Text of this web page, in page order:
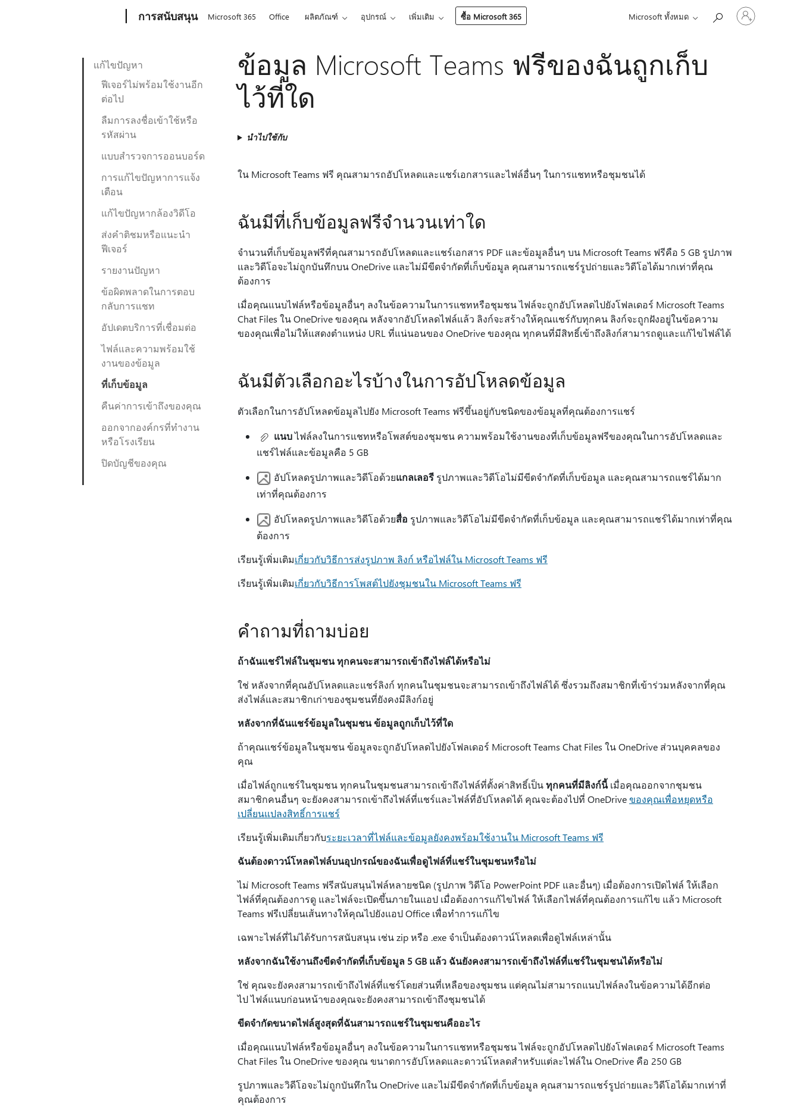
การสนับสนุน Microsoft 365 Office ผลิตภัณฑ์ อุปกรณ์ เพิ่มเติม ซื้อ Microsoft 365 Microsoft ทั้งหมด
ลงชื่อ
เข้า
แก้ไขปัญหา
ฟีเจอร์ไม่พร้อมใช้งานอีก
ต่อไป
ลืมการลงชื่อเข้าใช้หรือ
รหัสผ่าน
แบบสํารวจการออนบอร์ด
การแก้ไขปัญหาการแจ้ง
เตือน
แก้ไขปัญหากล้องวิดีโอ
ส่งคำติชมหรือแนะนำ
ฟีเจอร์
รายงานปัญหา
ข้อผิดพลาดในการตอบ
กลับการแชท
อัปเดตบริการที่เชื่อมต่อ
ไฟล์และความพร้อมใช้
งานของข้อมูล
ที่เก็บข้อมูล
คืนค่าการเข้าถึงของคุณ
ออกจากองค์กรที่ทํางาน
หรือโรงเรียน
ปิดบัญชีของคุณ
ข้อมูล Microsoft Teams ฟรีของฉันถูกเก็บ
ไว้ที่ใด
นำไปใช้กับ
ใน Microsoft Teams ฟรี คุณสามารถอัปโหลดและแชร์เอกสารและไฟล์อื่นๆ ในการแชทหรือชุมชนได้
ฉันมีที่เก็บข้อมูลฟรีจํานวนเท่าใด
จํานวนที่เก็บข้อมูลฟรีที่คุณสามารถอัปโหลดและแชร์เอกสาร PDF และข้อมูลอื่นๆ บน Microsoft Teams ฟรีคือ 5 GB รูปภาพ
และวิดีโอจะไม่ถูกบันทึกบน OneDrive และไม่มีขีดจํากัดที่เก็บข้อมูล คุณสามารถแชร์รูปถ่ายและวิดีโอได้มากเท่าที่คุณ
ต้องการ
เมื่อคุณแนบไฟล์หรือข้อมูลอื่นๆ ลงในข้อความในการแชทหรือชุมชน ไฟล์จะถูกอัปโหลดไปยังโฟลเดอร์ Microsoft Teams
Chat Files ใน OneDrive ของคุณ หลังจากอัปโหลดไฟล์แล้ว ลิงก์จะสร้างให้คุณแชร์กับทุกคน ลิงก์จะถูกฝังอยู่ในข้อความ
ของคุณเพื่อไม่ให้แสดงตําแหน่ง URL ที่แน่นอนของ OneDrive ของคุณ ทุกคนที่มีสิทธิ์เข้าถึงลิงก์สามารถดูและแก้ไขไฟล์ได้
ฉันมีตัวเลือกอะไรบ้างในการอัปโหลดข้อมูล
ตัวเลือกในการอัปโหลดข้อมูลไปยัง Microsoft Teams ฟรีขึ้นอยู่กับชนิดของข้อมูลที่คุณต้องการแชร์
แนบไฟล์ลงในการแชทหรือโพสต์ของชุมชน ความพร้อมใช้งานของที่เก็บข้อมูลฟรีของคุณในการอัปโหลดและ
แชร์ไฟล์และข้อมูลคือ 5 GB
อัปโหลดรูปภาพและวิดีโอด้วยแกลเลอรี รูปภาพและวิดีโอไม่มีขีดจํากัดที่เก็บข้อมูล และคุณสามารถแชร์ได้มาก
เท่าที่คุณต้องการ
อัปโหลดรูปภาพและวิดีโอด้วยสื่อ รูปภาพและวิดีโอไม่มีขีดจํากัดที่เก็บข้อมูล และคุณสามารถแชร์ได้มากเท่าที่คุณ
ต้องการ
เรียนรู้เพิ่มเติมเกี่ยวกับวิธีการส่งรูปภาพ ลิงก์ หรือไฟล์ใน Microsoft Teams ฟรี
เรียนรู้เพิ่มเติมเกี่ยวกับวิธีการโพสต์ไปยังชุมชนใน Microsoft Teams ฟรี
คำถามที่ถามบ่อย
ถ้าฉันแชร์ไฟล์ในชุมชน ทุกคนจะสามารถเข้าถึงไฟล์ได้หรือไม่
ใช่ หลังจากที่คุณอัปโหลดและแชร์ลิงก์ ทุกคนในชุมชนจะสามารถเข้าถึงไฟล์ได้ ซึ่งรวมถึงสมาชิกที่เข้าร่วมหลังจากที่คุณ
ส่งไฟล์และสมาชิกเก่าของชุมชนที่ยังคงมีลิงก์อยู่
หลังจากที่ฉันแชร์ข้อมูลในชุมชน ข้อมูลถูกเก็บไว้ที่ใด
ถ้าคุณแชร์ข้อมูลในชุมชน ข้อมูลจะถูกอัปโหลดไปยังโฟลเดอร์ Microsoft Teams Chat Files ใน OneDrive ส่วนบุคคลของ
คุณ
เมื่อไฟล์ถูกแชร์ในชุมชน ทุกคนในชุมชนสามารถเข้าถึงไฟล์ที่ตั้งค่าสิทธิ์เป็นทุกคนที่มีลิงก์นี้เมื่อคุณออกจากชุมชน
สมาชิกคนอื่นๆ จะยังคงสามารถเข้าถึงไฟล์ที่แชร์และไฟล์ที่อัปโหลดได้ คุณจะต้องไปที่ OneDriveของคุณเพื่อหยุดหรือ
เปลี่ยนแปลงสิทธิ์การแชร์
เรียนรู้เพิ่มเติมเกี่ยวกับระยะเวลาที่ไฟล์และข้อมูลยังคงพร้อมใช้งานใน Microsoft Teams ฟรี
ฉันต้องดาวน์โหลดไฟล์บนอุปกรณ์ของฉันเพื่อดูไฟล์ที่แชร์ในชุมชนหรือไม่
ไม่ Microsoft Teams ฟรีสนับสนุนไฟล์หลายชนิด (รูปภาพ วิดีโอ PowerPoint PDF และอื่นๆ) เมื่อต้องการเปิดไฟล์ ให้เลือก
ไฟล์ที่คุณต้องการดู และไฟล์จะเปิดขึ้นภายในแอป เมื่อต้องการแก้ไขไฟล์ ให้เลือกไฟล์ที่คุณต้องการแก้ไข แล้ว Microsoft
Teams ฟรีเปลี่ยนเส้นทางให้คุณไปยังแอป Office เพื่อทําการแก้ไข
เฉพาะไฟล์ที่ไม่ได้รับการสนับสนุน เช่น zip หรือ .exe จําเป็นต้องดาวน์โหลดเพื่อดูไฟล์เหล่านั้น
หลังจากฉันใช้งานถึงขีดจํากัดที่เก็บข้อมูล 5 GB แล้ว ฉันยังคงสามารถเข้าถึงไฟล์ที่แชร์ในชุมชนได้หรือไม่
ใช่ คุณจะยังคงสามารถเข้าถึงไฟล์ที่แชร์โดยส่วนที่เหลือของชุมชน แต่คุณไม่สามารถแนบไฟล์ลงในข้อความได้อีกต่อ
ไป ไฟล์แนบก่อนหน้าของคุณจะยังคงสามารถเข้าถึงชุมชนได้
ขีดจํากัดขนาดไฟล์สูงสุดที่ฉันสามารถแชร์ในชุมชนคืออะไร
เมื่อคุณแนบไฟล์หรือข้อมูลอื่นๆ ลงในข้อความในการแชทหรือชุมชน ไฟล์จะถูกอัปโหลดไปยังโฟลเดอร์ Microsoft Teams
Chat Files ใน OneDrive ของคุณ ขนาดการอัปโหลดและดาวน์โหลดสําหรับแต่ละไฟล์ใน OneDrive คือ 250 GB
รูปภาพและวิดีโอจะไม่ถูกบันทึกใน OneDrive และไม่มีขีดจํากัดที่เก็บข้อมูล คุณสามารถแชร์รูปถ่ายและวิดีโอได้มากเท่าที่
คุณต้องการ